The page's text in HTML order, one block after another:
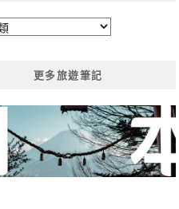
更多旅遊筆記